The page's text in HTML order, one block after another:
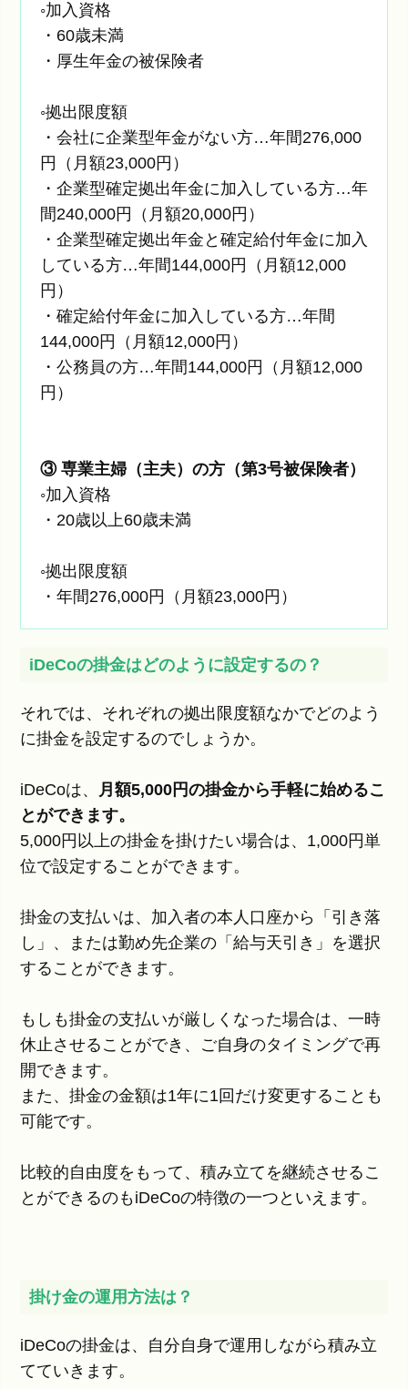
◦加入資格
・60歳未満
・厚生年金の被保険者
◦拠出限度額
・会社に企業型年金がない方…年間276,000
円（月額23,000円）
・企業型確定拠出年金に加入している方…年
間240,000円（月額20,000円）
・企業型確定拠出年金と確定給付年金に加入
している方…年間144,000円（月額12,000
円）
・確定給付年金に加入している方…年間
144,000円（月額12,000円）
・公務員の方…年間144,000円（月額12,000
円）
③ 専業主婦（主夫）の方（第3号被保険者）
◦加入資格
・20歳以上60歳未満
◦拠出限度額
・年間276,000円（月額23,000円）
iDeCoの掛金はどのように設定するの？
それでは、それぞれの拠出限度額なかでどのよう
に掛金を設定するのでしょうか。
iDeCoは、
月額5,000円の掛金から手軽に始めるこ
とができます。
5,000円以上の掛金を掛けたい場合は、1,000円単
位で設定することができます。
掛金の支払いは、加入者の本人口座から「引き落
し」、または勤め先企業の「給与天引き」を選択
することができます。
もしも掛金の支払いが厳しくなった場合は、一時
休止させることができ、ご自身のタイミングで再
開できます。
また、掛金の金額は1年に1回だけ変更することも
可能です。
比較的自由度をもって、積み立てを継続させるこ
とができるのもiDeCoの特徴の一つといえます。
掛け金の運用方法は？
iDeCoの掛金は、自分自身で運用しながら積み立
てていきます。